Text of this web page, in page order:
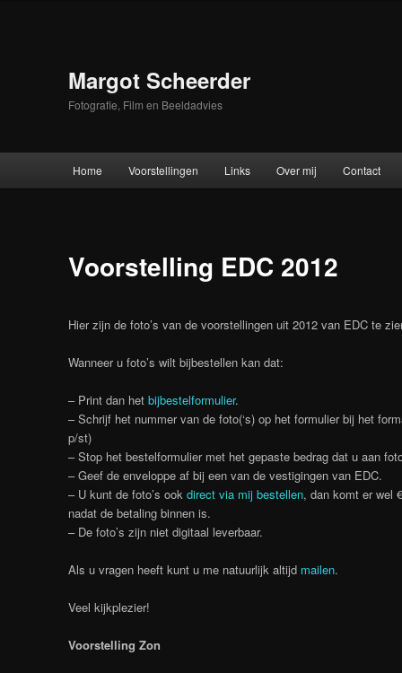
Margot Scheerder
Fotografie, Film en Beeldadvies
Home Voorstellingen Links Over mij Contact
Voorstelling EDC 2012
Hier zijn de foto’s van de voorstellingen uit 2012 van EDC te
Wanneer u foto’s wilt bijbestellen kan dat:
– Print dan het bijbestelformulier.
– Schrijf het nummer van de foto(‘s) op het formulier bij het
p/st)
– Stop het bestelformulier met het gepaste bedrag dat u aan
– Geef de enveloppe af bij een van de vestigingen van EDC.
– U kunt de foto’s ook direct via mij bestellen, dan komt er wel
nadat de betaling binnen is.
– De foto’s zijn niet digitaal leverbaar.
Als u vragen heeft kunt u me natuurlijk altijd mailen.
Veel kijkplezier!
Voorstelling Zon